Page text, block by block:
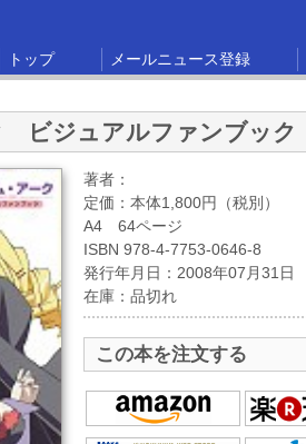
トップ メールニュース登録
ビジュアルファンブック
著者：
定価：本体1,800円（税別）
A4 64ページ
ISBN 978-4-7753-0646-8
発行年月日：2008年07月31日
在庫：品切れ
この本を注文する